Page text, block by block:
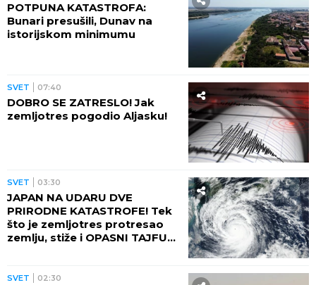
POTPUNA KATASTROFA:
Bunari presušili, Dunav na
istorijskom minimumu
SVET 07:40
DOBRO SE ZATRESLO! Jak
zemljotres pogodio Aljasku!
SVET 03:30
JAPAN NA UDARU DVE
PRIRODNE KATASTROFE! Tek
što je zemljotres protresao
zemlju, stiže i OPASNI TAJFUN:
SVET 02:30